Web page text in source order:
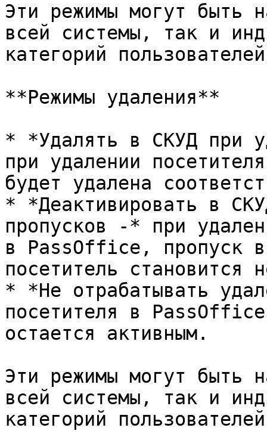
Эти режимы могут быть
всей системы, так и
категорий
**Режимы удаления**
* *Удалять в СКУД при
при удалении
будет удалена
* *Деактивировать в
пропусков -* при
в PassOffice, пропуск
посетитель становится
* *Не отрабатывать
посетителя в
остается активным.
Эти режимы могут быть
всей системы, так и
категорий